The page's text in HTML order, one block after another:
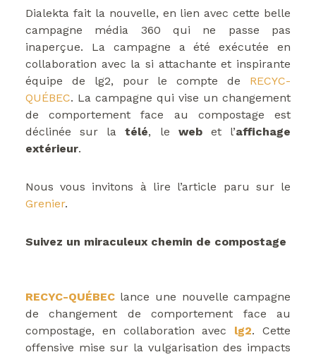
Dialekta fait la nouvelle, en lien avec cette belle
campagne média 360 qui ne passe pas
inaperçue. La campagne a été exécutée en
collaboration avec la si attachante et inspirante
équipe de lg2, pour le compte de RECYC-
QUÉBEC. La campagne qui vise un changement
de comportement face au compostage est
déclinée sur latélé, le webet l’affichage
extérieur.
Nous vous invitons à lire l’article paru sur le
Grenier.
Suivez un miraculeux chemin de compostage
RECYC-QUÉBEClance une nouvelle campagne
de changement de comportement face au
compostage, en collaboration avec lg2. Cette
offensive mise sur la vulgarisation des impacts